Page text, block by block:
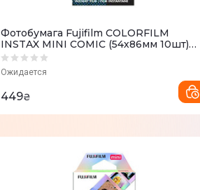
Фотобумага Fujifilm COLORFILM
INSTAX MINI COMIC (54х86мм 10шт)
16404208
Ожидается
449₴